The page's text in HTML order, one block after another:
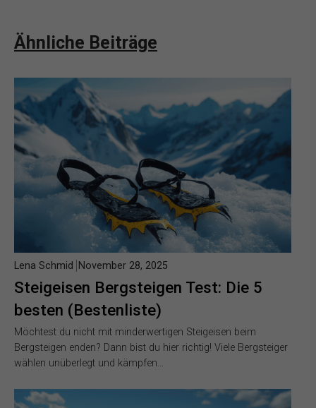
Ähnliche Beiträge
Steigeisen Bergsteigen Test: Die 5
besten (Bestenliste)
Lena Schmid November 28, 2025
Möchtest du nicht mit minderwertigen Steigeisen beim
Bergsteigen enden? Dann bist du hier richtig! Viele Bergsteiger
wählen unüberlegt und kämpfen…